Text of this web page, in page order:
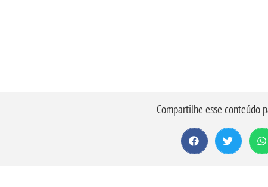
Compartilhe esse conteúdo